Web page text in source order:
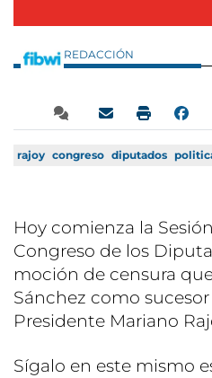
REDACCIÓN
rajoy congreso diputados
Hoy comienza la
Congreso de los
moción de censura
Sánchez como
Presidente Mariano
Sígalo en este mismo